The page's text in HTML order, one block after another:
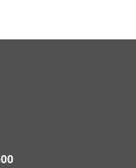
超远距离实时遥
技术人员无需亲
重型工件焊接、